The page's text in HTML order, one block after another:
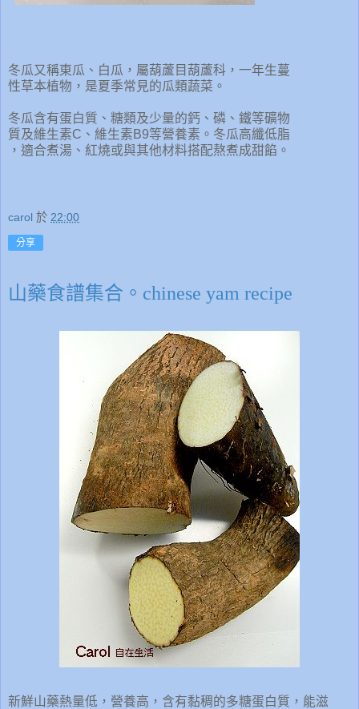
冬瓜又稱東瓜、白瓜，屬葫蘆目葫蘆科，一年生蔓
性草本植物，是夏季常見的瓜類蔬菜。
冬瓜含有蛋白質、糖類及少量的鈣、磷、鐵等礦物
質及維生素C、維生素B9等營養素。冬瓜高纖低脂
，適合煮湯、紅燒或與其他材料搭配熬煮成甜餡。
carol 於 22:00
分享
山藥食譜集合。chinese yam recipe
新鮮山藥熱量低，營養高，含有黏稠的多糖蛋白質，能滋